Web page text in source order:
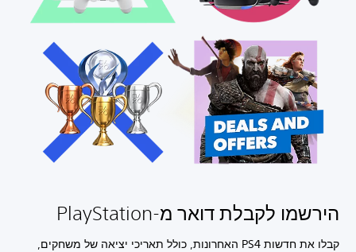
הירשמו לקבלת דואר מ-PlayStation
קבלו את חדשות PS4 האחרונות, כולל תאריכי יציאה של משחקים,